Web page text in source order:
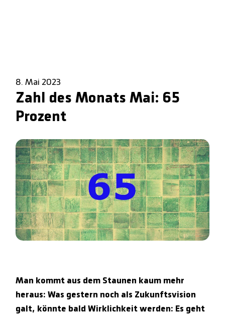
8. Mai 2023
Zahl des Monats Mai: 65
Prozent
Man kommt aus dem Staunen kaum mehr
heraus: Was gestern noch als Zukunftsvision
galt, könnte bald Wirklichkeit werden: Es geht